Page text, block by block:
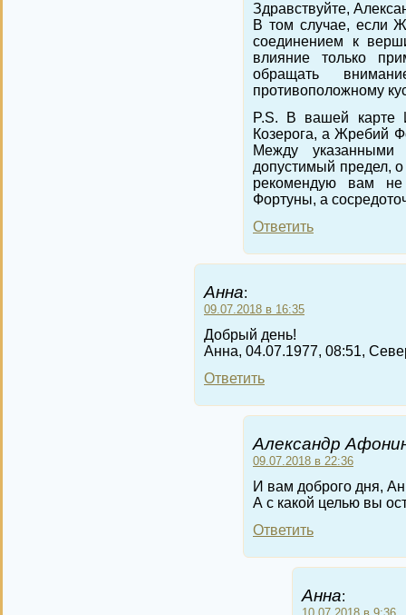
Здравствуйте,
В том случае, если
соединением к
влияние только
обращать
противоположному
P.S. В вашей
Козерога, а Жребий
Между указанными
допустимый предел,
рекомендую вам не
Фортуны, а
Ответить
Анна:
09.07.2018 в 16:35
Добрый день!
Анна, 04.07.1977, 08:51,
Ответить
Александр
09.07.2018 в 22:36
И вам доброго дня,
А с какой целью вы
Ответить
Анна: